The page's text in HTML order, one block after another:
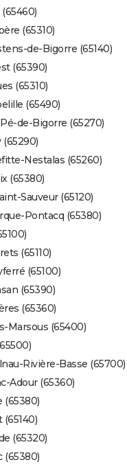
(65310)
de-Bigorre (65140)
(65390)
(65310)
(65490)
de-Bigorre (65270)
(65290)
Nestalas (65260)
(65380)
Sauveur (65120)
Pontacq (65380)
(65110)
(65100)
(65390)
(65360)
Marsous (65400)
Rivière-Basse (65700)
Adour (65360)
(65380)
(65140)
(65320)
(65380)